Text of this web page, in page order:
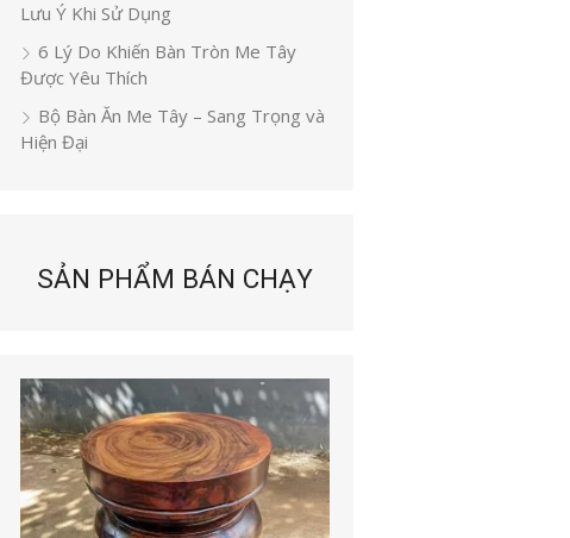
Lưu Ý Khi Sử Dụng
6 Lý Do Khiến Bàn Tròn Me Tây
Được Yêu Thích
Bộ Bàn Ăn Me Tây – Sang Trọng và
Hiện Đại
SẢN PHẨM BÁN CHẠY